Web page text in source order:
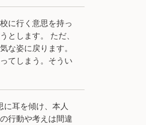
に行く意思を持っ
します。 ただ、
な姿に戻ります。
てしまう。そうい
耳を傾け、本人
行動や考えは間違